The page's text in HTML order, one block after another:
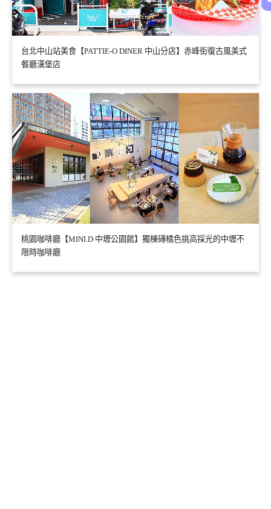
台北中山站美食【PATTIE-O DINER 中山分店】赤峰街復古風美式
餐廳漢堡店
桃園咖啡廳【MINI.D 中壢公園館】獨棟磚橘色挑高採光的中壢不
限時咖啡廳